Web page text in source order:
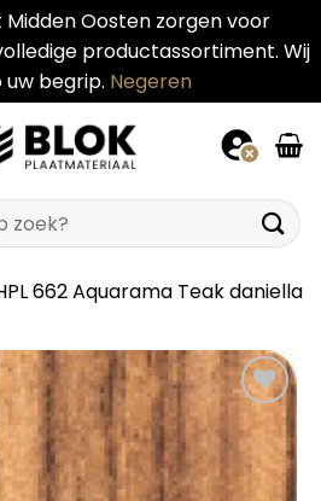
Oosten zorgen voor
productassortiment. Wij
begrip. Negeren
662 Aquarama Teak daniella